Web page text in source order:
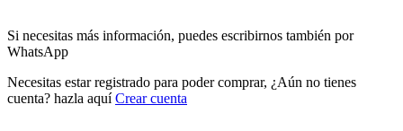
Si necesitas más información, puedes escribirnos también por
WhatsApp
Necesitas estar registrado para poder comprar, ¿Aún no tienes
cuenta? hazla aquíCrear cuenta